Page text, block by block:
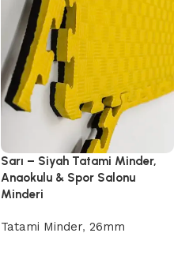
Sarı – Siyah Tatami Minder,
Anaokulu & Spor Salonu
Minderi
Tatami Minder, 26mm